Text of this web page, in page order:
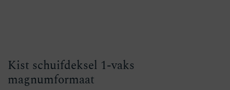
Kist schuifdeksel 1-vaks
magnumformaat